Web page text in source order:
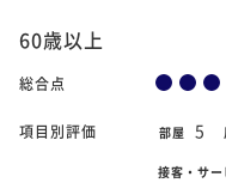
60歳以上
総合点
項目別評価 部屋 5
接客・サー